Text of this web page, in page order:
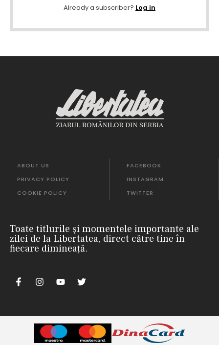
Already a subscriber? Log in
ABOUT US
PRIVACY POLICY
COOKIE POLICY
FACEBOOK
INSTAGRAM
TWITTER
Toate titlurile și momentele importante ale
zilei de la Libertatea, direct către tine în
fiecare dimineață.